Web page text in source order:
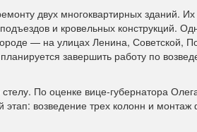
двух многоквартирных зданий.
и кровельных конструкций.
— на улицах Ленина, Советской,
завершить работу по
По оценке вице‑губернатора
возведение трех колонн и